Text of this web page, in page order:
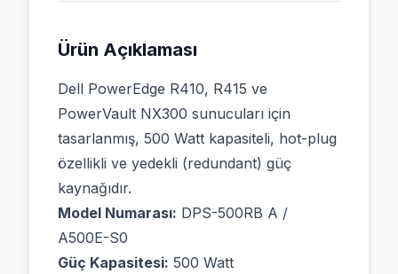
Ürün Açıklaması
Dell PowerEdge R410, R415 ve
PowerVault NX300 sunucuları için
tasarlanmış, 500 Watt kapasiteli, hot-plug
özellikli ve yedekli (redundant) güç
kaynağıdır.
Model Numarası: DPS-500RB A /
A500E-S0
Güç Kapasitesi: 500 Watt